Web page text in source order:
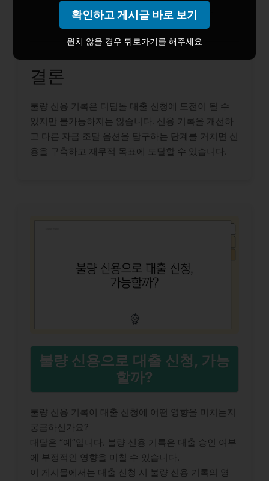
구축하는 데 도움이 될 수 있습니다.
결론
불량 신용 기록은 디딤돌 대출 신청에 도전이 될 수
있지만 불가능하지는 않습니다. 신용 기록을 개선하
고 다른 자금 조달 옵션을 탐구하는 단계를 거치면 신
용을 구축하고 재무적 목표에 도달할 수 있습니다.
불량 신용으로 대출 신청, 가능
할까?
불량 신용 기록이 대출 신청에 어떤 영향을 미치는지
궁금하신가요?
대답은 “예”입니다. 불량 신용 기록은 대출 승인 여부
에 부정적인 영향을 미칠 수 있습니다.
이 게시물에서는 대출 신청 시 불량 신용 기록의 영
확인하고 게시글 바로 보기
원치 않을 경우 뒤로가기를 해주세요